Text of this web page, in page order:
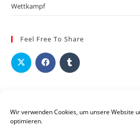
Wir verwenden Cookies, um unsere Website
optimieren.
Wettkampf
Feel Free To Share